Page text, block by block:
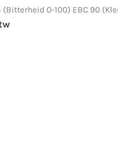
(Bitterheid 0-100) EBC 90